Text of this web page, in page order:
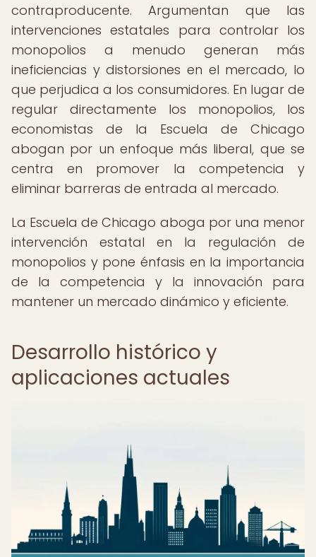
contraproducente. Argumentan que las
intervenciones estatales para controlar los
monopolios a menudo generan más
ineficiencias y distorsiones en el mercado, lo
que perjudica a los consumidores. En lugar de
regular directamente los monopolios, los
economistas de la Escuela de Chicago
abogan por un enfoque más liberal, que se
centra en promover la competencia y
eliminar barreras de entrada al mercado.
La Escuela de Chicago aboga por una menor
intervención estatal en la regulación de
monopolios y pone énfasis en la importancia
de la competencia y la innovación para
mantener un mercado dinámico y eficiente.
Desarrollo histórico y
aplicaciones actuales